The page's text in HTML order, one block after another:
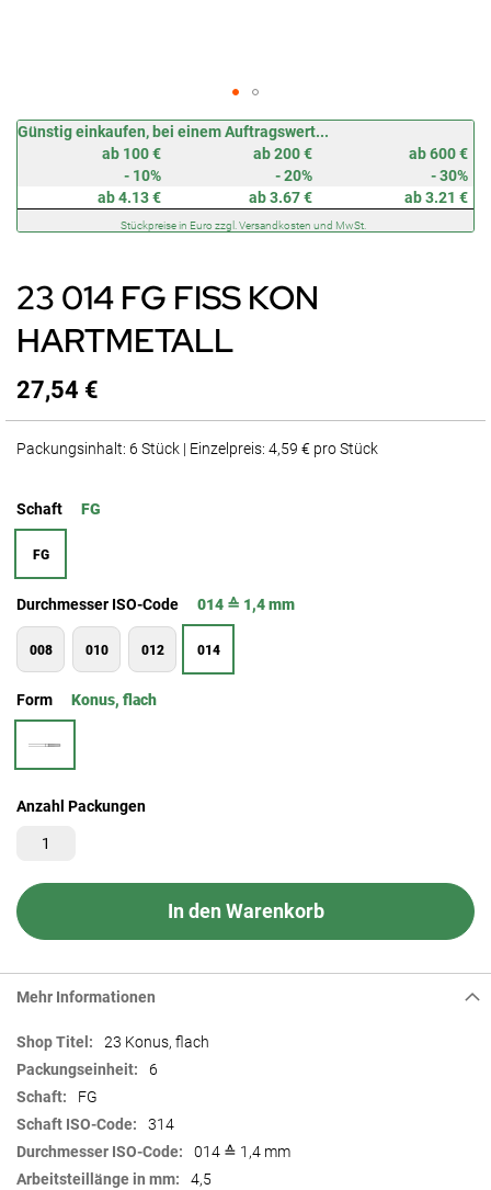
Günstig einkaufen, bei einem Auftragswert...
ab 100 €
ab 200 €
ab 600 €
- 10%
- 20%
- 30%
ab 4.13 €
ab 3.67 € ab 3.21 €
Stückpreise in Euro zzgl. Versandkosten und MwSt.
23 014 FG FISS KON
HARTMETALL
27,54 €
Packungsinhalt: 6 Stück | Einzelpreis: 4,59 € pro Stück
Schaft FG
FG
Durchmesser ISO-Code 014 ≙ 1,4 mm
008 010 012 014
Form Konus, flach
Anzahl Packungen
In den Warenkorb
Zum
Anfang
springen
Mehr Informationen
Mehr
Informationen
23 Konus, flach
6
FG
314
014 ≙ 1,4 mm
4,5